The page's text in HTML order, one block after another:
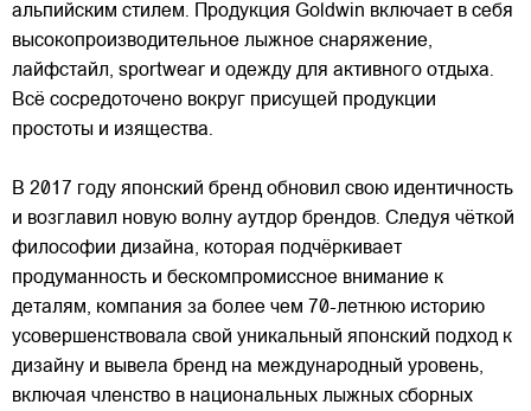
альпийским стилем. Продукция Goldwin включает в себя
высокопроизводительное лыжное снаряжение,
лайфстайл, sportwear и одежду для активного отдыха.
Всё сосредоточено вокруг присущей продукции
простоты и изящества.
В 2017 году японский бренд обновил свою идентичность
и возглавил новую волну аутдор брендов. Следуя чёткой
философии дизайна, которая подчёркивает
продуманность и бескомпромиссное внимание к
деталям, компания за более чем 70-летнюю историю
усовершенствовала свой уникальный японский подход к
дизайну и вывела бренд на международный уровень,
включая членство в национальных лыжных сборных